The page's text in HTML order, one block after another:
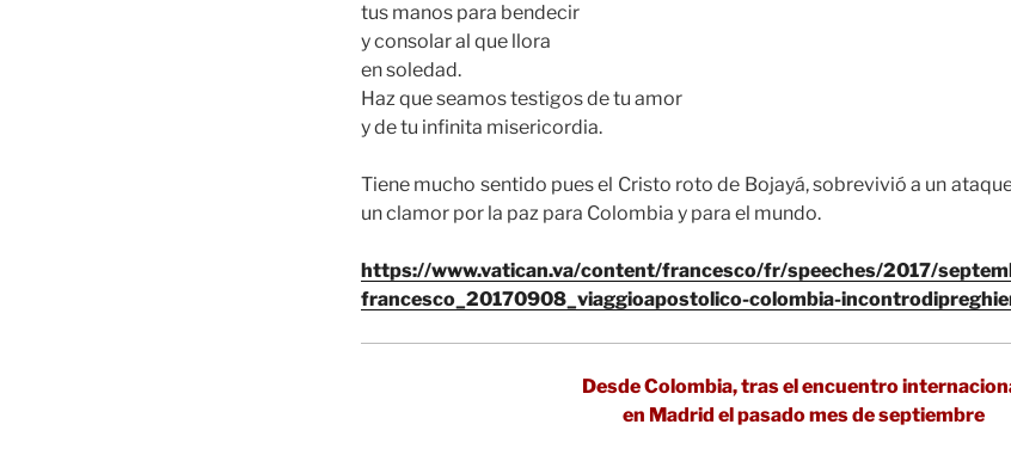
tus manos para bendecir
y consolar al que llora
en soledad.
Haz que seamos testigos de tu amor
y de tu infinita misericordia.
Tiene mucho sentido pues el Cristo roto de Bojayá, sobrevivió a un
un clamor por la paz para Colombia y para el mundo.
https://www.vatican.va/content/francesco/fr/speeches/2017/
francesco_20170908_viaggioapostolico-colombia-
Desde Colombia, tras el encuentro
en Madrid el pasado mes de septiembre